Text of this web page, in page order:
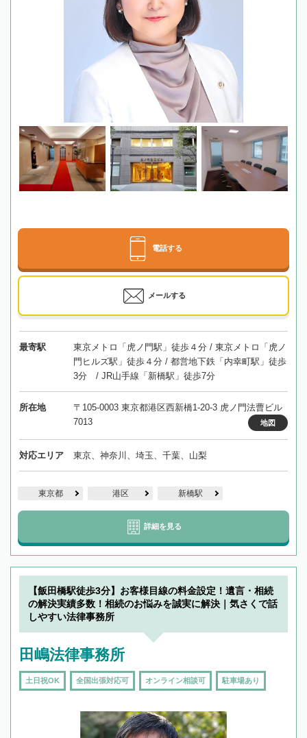
電話する
メールする
最寄駅
東京メトロ「虎ノ門駅」徒歩４分 / 東京メトロ「虎ノ
門ヒルズ駅」徒歩４分 / 都営地下鉄「内幸町駅」徒歩
3分 / JR山手線「新橋駅」徒歩7分
所在地
〒105-0003 東京都港区西新橋1-20-3 虎ノ門法曹ビル
7013
地図
対応エリア 東京、神奈川、埼玉、千葉、山梨
東京都 港区 新橋駅
詳細を見る
【飯田橋駅徒歩3分】お客様目線の料金設定！遺言・相続
の解決実績多数！相続のお悩みを誠実に解決｜気さくで話
しやすい法律事務所
田嶋法律事務所
土日祝OK 全国出張対応可 オンライン相談可 駐車場あり